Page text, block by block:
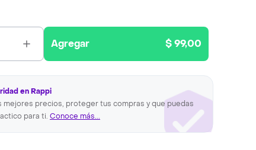
Agregar $ 99,00
en Rappi
precios, proteger tus compras y que puedas
para ti. Conoce más...